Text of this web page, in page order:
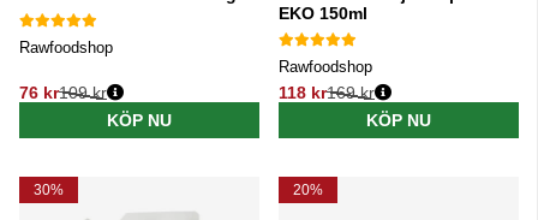
Rawfoodshop
76 kr
Ordinarie pris:
109 kr
KÖP NU
EKO 150ml
Rawfoodshop
118 kr
Ordinarie pris:
169 kr
KÖP NU
30% 20%